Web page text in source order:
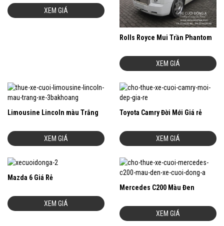
XEM GIÁ
Rolls Royce Mui Trần Phantom
XEM GIÁ
Limousine Lincoln màu Trắng
XEM GIÁ
Toyota Camry Đời Mới Giá rẻ
XEM GIÁ
Mazda 6 Giá Rẻ
XEM GIÁ
Mercedes C200 Màu Đen
XEM GIÁ